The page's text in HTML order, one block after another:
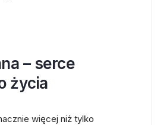
– serce
życia
więcej niż tylko